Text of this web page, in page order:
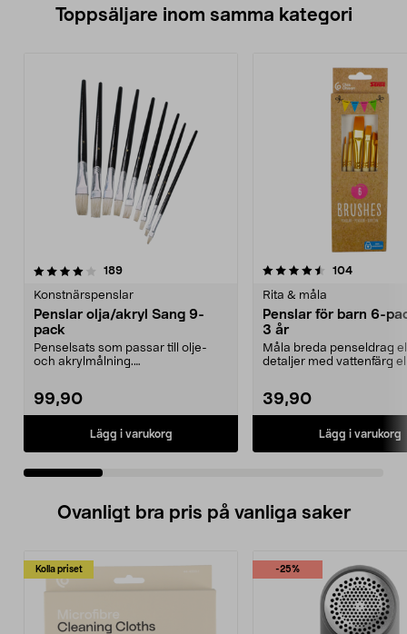
Toppsäljare inom samma kategori
189recensioner
Konstnärspenslar
Penslar olja/akryl Sang 9-
pack
Penselsats som passar till olje-
och akrylmålning.
99,90
Lägg i varukorg
4.5 av 5 stjärnor 104
Rita & måla
Penslar för barn 6-
3 år
Måla breda penseldrag
detaljer med vattenfärg
39,90
Lägg i varukorg
4.5 av 5 stjärnor
Ovanligt bra pris på vanliga saker
Kolla priset -25%